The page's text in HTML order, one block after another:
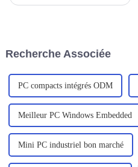
Recherche Associée
PC compacts intégrés ODM
Meilleur PC Windows Embedded
Mini PC industriel bon marché